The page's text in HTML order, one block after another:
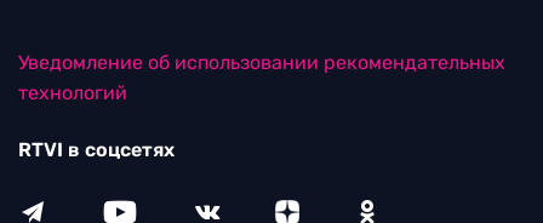
Уведомление об использовании рекомендательных
технологий
RTVI в соцсетях